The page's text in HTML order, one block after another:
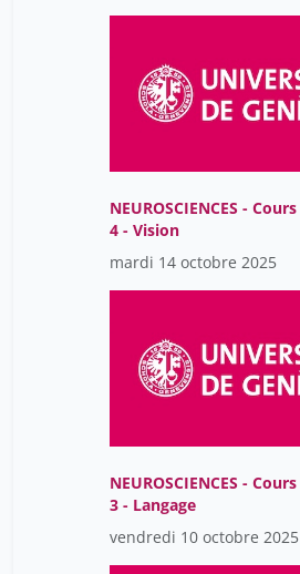
NEUROSCIENCES - Cours
4 - Vision
mardi 14 octobre 2025
NEUROSCIENCES - Cours
3 - Langage
vendredi 10 octobre 2025